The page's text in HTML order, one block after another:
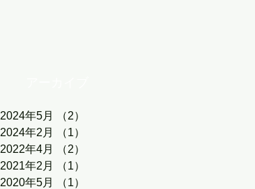
2024年5月 （2）
2024年2月
（1）
2022年4月
（2）
2021年2月
（1）
2020年5月
（1）